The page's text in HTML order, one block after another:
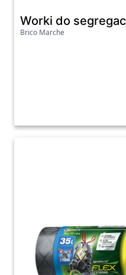
Worki do
Brico Marche